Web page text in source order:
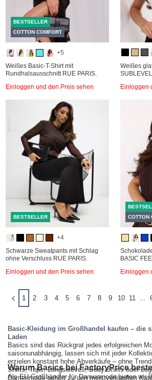
BESTSELLER
COTTON COMFORT
+5
Weißes Basic-T-Shirt mit
Rundhalsausschnitt RUE PARIS.
Einloggen und den Preis sehen
Weißes
Einloggen
BESTSELLER
+4
Schwarze Sweatpants mit Schlag
ohne Verschluss RUE PARIS.
Einloggen und den Preis sehen
COTTON
BASIC
Einloggen
1 2 3 4 5 6 7 8 9 10 11
Basic-Kleidung im Großhandel kaufen – die
Laden
Basics sind das Rückgrat jedes erfolgreichen
saisonunabhängig, lassen sich mit jeder
erzielen konstant hohe Abverkäufe – ohne
Shirts, Tops, Longsleeves, Body-Shirts oder
Damenmode gehört zu den meistverkauften
Warum Basics bei FactoryPrice
Als EU-Großhändler für Damenmode bieten wir